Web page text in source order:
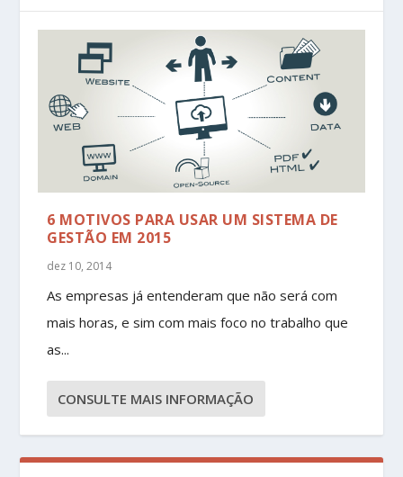
6 MOTIVOS PARA USAR UM SISTEMA DE
GESTÃO EM 2015
dez 10, 2014
As empresas já entenderam que não será com
mais horas, e sim com mais foco no trabalho que
as...
CONSULTE MAIS INFORMAÇÃO